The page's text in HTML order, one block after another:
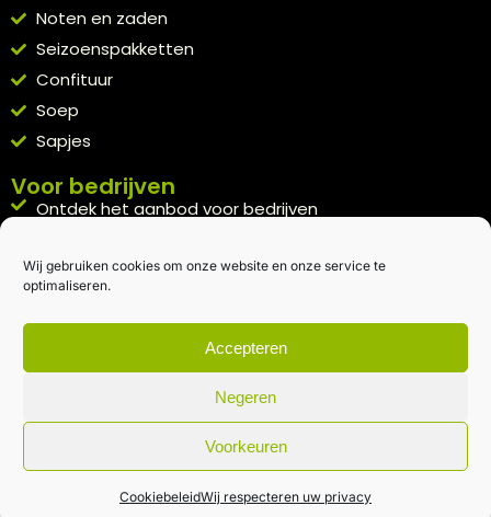
Wij gebruiken cookies om onze website en onze service te
optimaliseren.
Accepteren
Negeren
Voorkeuren
CookiebeleidWij respecteren uw privacy
Noten en zaden
Seizoenspakketten
Confituur
Soep
Sapjes
Voor bedrijven
Ontdek het aanbod voor bedrijven
Kennismakingspakket aanvragen
Blijft op de hoogte
Rechtstreeks van het veld naar je inbox.
Inschrijven nieuwsbrief
Algemene voorwaarden|Privacybeleid| gemaakt met door
creativitijd